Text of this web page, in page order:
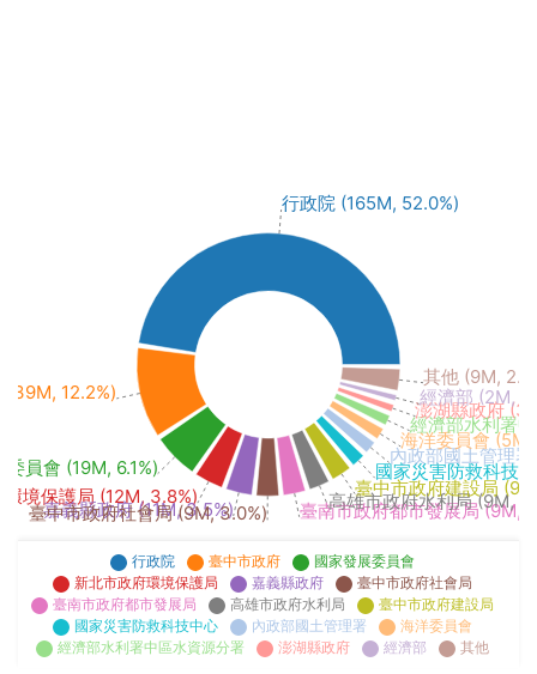
行政院 (165M, 52.0%)
(39M, 12.2%)
員會 (19M, 6.1%)
境保護局 (12M, 3.8%)
嘉義縣政府 (11M, 3.5%)
臺中市政府社會局 (9M, 3.0%) 臺南市政府都市發展局 (9M,
高雄市政府水利局 (9M,
臺中市政府建設局
國家災害防救科技
內政部國土管理
海洋委員會 (5M,
經濟部水利署
澎湖縣政府
經濟部 (2M,
其他 (9M,
行政院 臺中市政府
國家發展委員會
新北市政府環境保護局
嘉義縣政府
臺中市政府社會局
臺南市政府都市發展局
高雄市政府水利局
臺中市政府建設局
國家災害防救科技中心
內政部國土管理署
海洋委員會
經濟部水利署中區水資源分署
澎湖縣政府 經濟部 其他